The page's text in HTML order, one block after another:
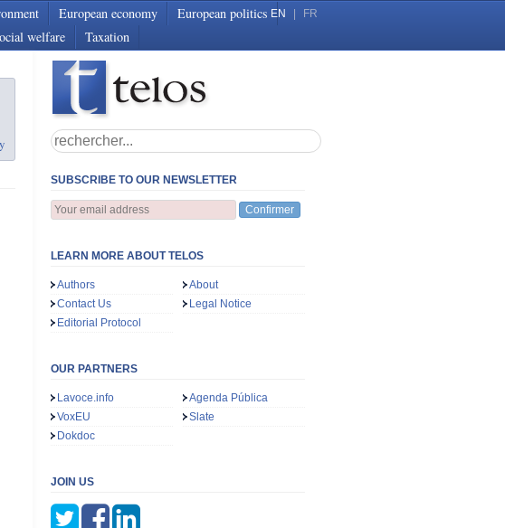
European economy
European politics
welfare Taxation
EN FR
SUBSCRIBE TO OUR NEWSLETTER
Confirmer
LEARN MORE ABOUT TELOS
Authors
About
Contact Us
Legal Notice
Editorial Protocol
OUR PARTNERS
Lavoce.info
Agenda Pública
VoxEU
Slate
Dokdoc
JOIN US